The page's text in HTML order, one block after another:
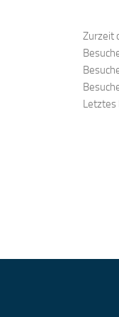
Zurzeit
Letztes